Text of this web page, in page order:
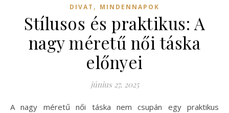
DIVAT , MINDENNAPOK
Stílusos és praktikus: A
nagy méretű női táska
előnyei
június 27, 2025
A nagy méretű női táska nem csupán egy praktikus